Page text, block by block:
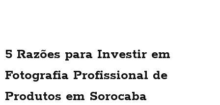
5 Razões para Investir em
Fotografia Profissional de
Produtos em Sorocaba